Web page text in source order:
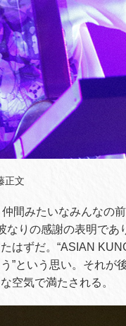
正文
間みたいなみんなの
りの感謝の表明であ
はずだ。“ASIAN
”という思い。それが
空気で満たされる。